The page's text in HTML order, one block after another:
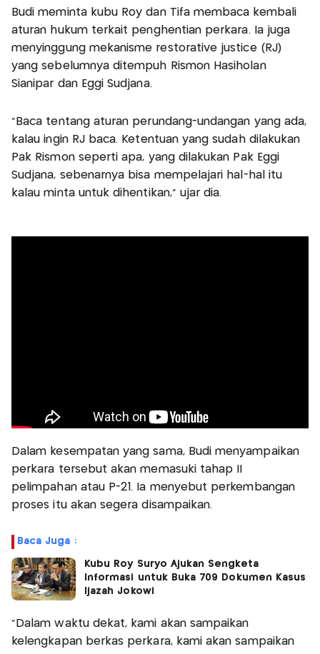
Budi meminta kubu Roy dan Tifa membaca kembali
aturan hukum terkait penghentian perkara. Ia juga
menyinggung mekanisme restorative justice (RJ)
yang sebelumnya ditempuh Rismon Hasiholan
Sianipar dan Eggi Sudjana.
"Baca tentang aturan perundang-undangan yang ada,
kalau ingin RJ baca. Ketentuan yang sudah dilakukan
Pak Rismon seperti apa, yang dilakukan Pak Eggi
Sudjana, sebenarnya bisa mempelajari hal-hal itu
kalau minta untuk dihentikan," ujar dia.
Dalam kesempatan yang sama, Budi menyampaikan
perkara tersebut akan memasuki tahap II
pelimpahan atau P-21. Ia menyebut perkembangan
proses itu akan segera disampaikan.
Baca Juga :
Kubu Roy Suryo Ajukan Sengketa
Informasi untuk Buka 709 Dokumen Kasus
Ijazah Jokowi
"Dalam waktu dekat, kami akan sampaikan
kelengkapan berkas perkara, kami akan sampaikan